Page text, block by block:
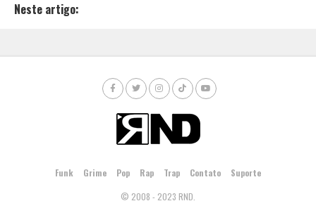
Neste artigo:
Funk Grime Pop Rap Trap Contato
Suporte
© 2008 - 2023 RND.